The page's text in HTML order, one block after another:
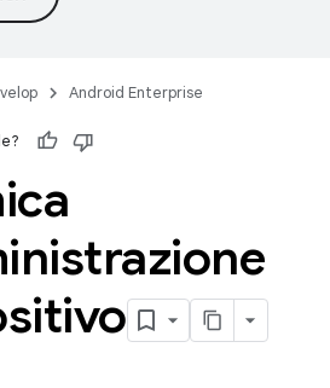
Android Enterprise